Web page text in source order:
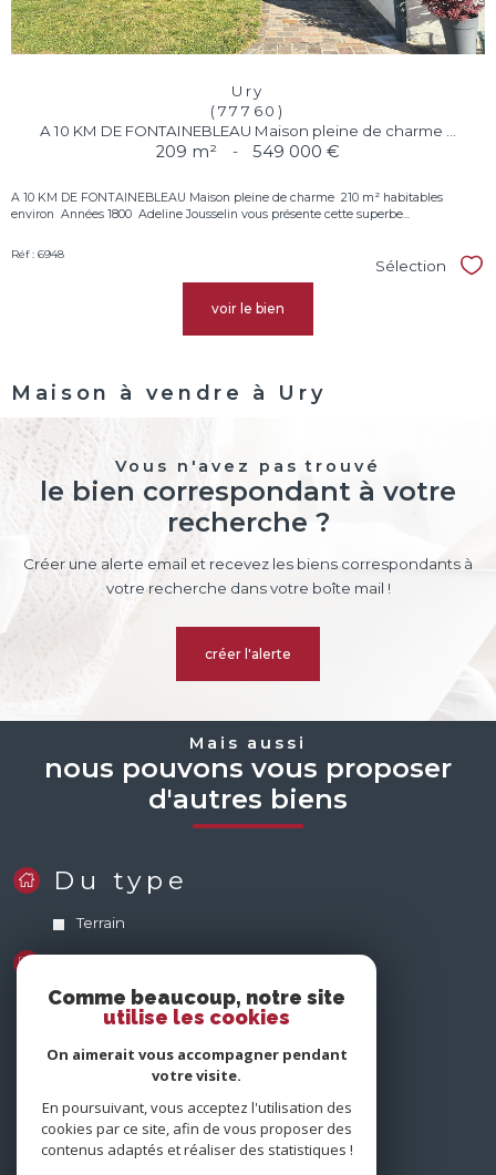
Ury
(77760)
A 10 KM DE FONTAINEBLEAU Maison pleine de charme ...
209 m² - 549 000 €
A 10 KM DE FONTAINEBLEAU Maison pleine de charme  210 m² habitables
environ  Années 1800  Adeline Jousselin vous présente cette superbe...
Réf : 6948
Sélection
voir le bien
Maison à vendre à Ury
Vous n'avez pas trouvé
le bien correspondant à votre
recherche ?
Créer une alerte email et recevez les biens correspondants à
votre recherche dans votre boîte mail !
créer l'alerte
Mais aussi
nous pouvons vous proposer
d'autres biens
Du type
Terrain
Comportant
6 Pièces
5 Pièces
nous
suivre
Comme beaucoup, notre site
utilise les cookies
On aimerait vous accompagner pendant
votre visite.
En poursuivant, vous acceptez l'utilisation des
cookies par ce site, afin de vous proposer des
contenus adaptés et réaliser des statistiques !